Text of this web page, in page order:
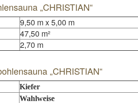
„CHRISTIAN“
9,50 m x 5,00 m
47,50 m²
2,70 m
„CHRISTIAN“
Kiefer
Wahlweise